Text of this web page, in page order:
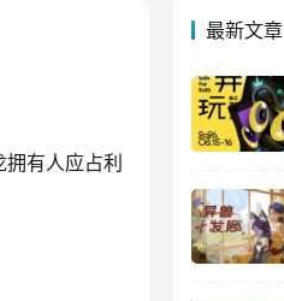
有人应占利
最新文章